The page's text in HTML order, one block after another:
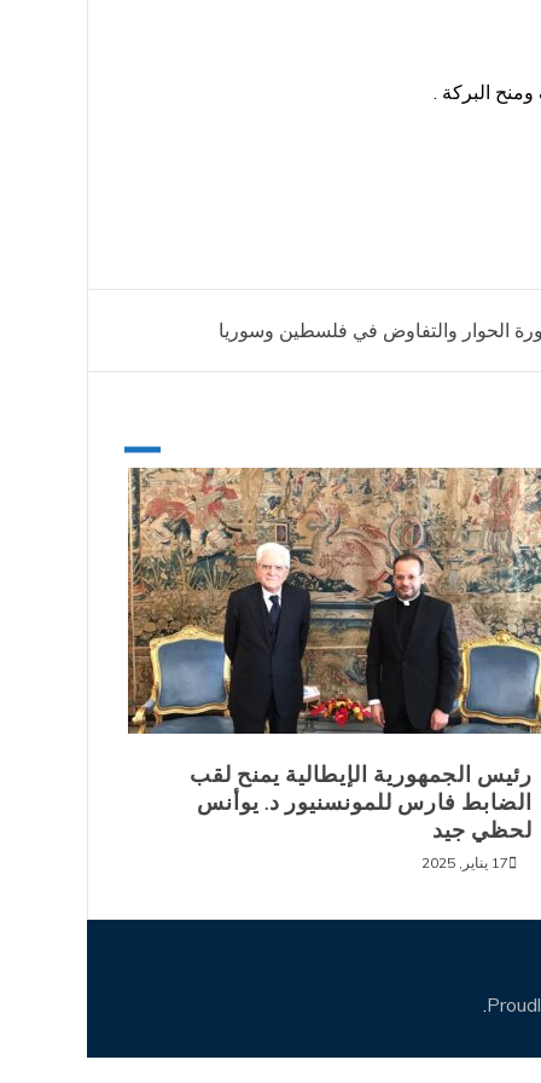
الحوار والتفاوض في فلسطين وسوريا
رئيس الجمهورية الإيطالية يمنح لقب
الضابط فارس للمونسنيور د. يوأنس
لحظي جيد
17 يناير, 2025